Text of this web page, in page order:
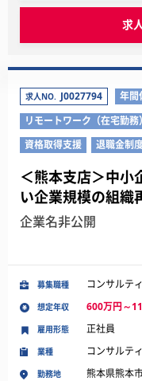
求
求人NO. J0027794 年間
リモートワーク（在宅勤務
資格取得支援
退職金制
＜熊本支店＞中小
い企業規模の組織
企業名非公開
募集職種 コンサルテ
想定年収 600万円～
業種 コンサルテ
勤務地 熊本県熊本
雇用形態 正社員